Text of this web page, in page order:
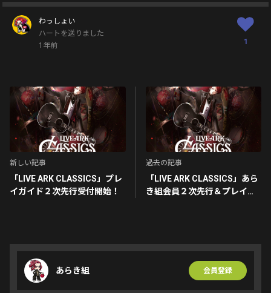
わっしょい
ハートを送りました
1年前
1
新しい記事
「LIVE ARK CLASSICS」プレ
イガイド２次先行受付開始！
過去の記事
「LIVE ARK CLASSICS」あら
き組会員２次先行＆プレイガ
あらき組 会員登録